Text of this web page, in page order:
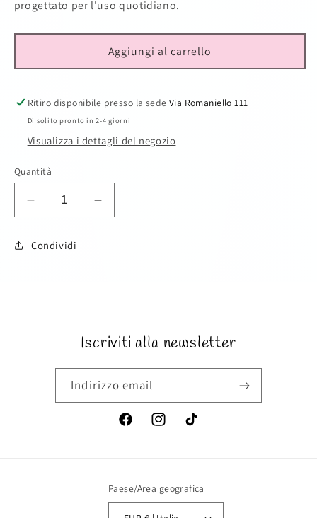
progettato per l'uso quotidiano.
Aggiungi al carrello
Ritiro disponibile presso la sede Via Romaniello 111
Di solito pronto in 2-4 giorni
Visualizza i dettagli del negozio
Quantità
Diminuisci
quantità
Coordinato
Aumenta
quantità
Condividi
Iscriviti alla newsletter
Indirizzo email
FacebookInstagramTikTok
Paese/Area geografica